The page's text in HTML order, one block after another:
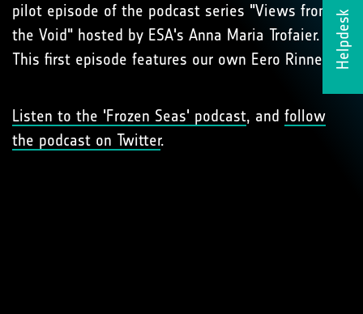
Helpdesk
pilot episode of the podcast series "Views from
the Void" hosted by ESA's Anna Maria Trofaier.
This first episode features our own Eero Rinne!
Listen to the 'Frozen Seas' podcast, and follow
the podcast on Twitter.